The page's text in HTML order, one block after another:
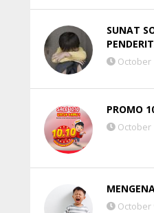
SUNAT
October
PROMO
October
October